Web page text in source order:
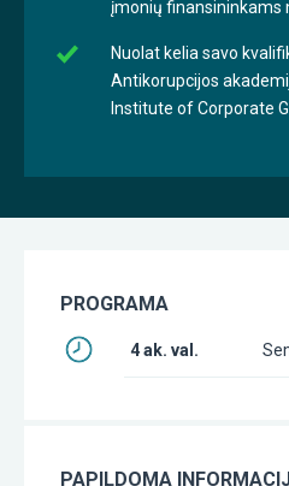
įmonių finansininkams
Nuolat kelia savo
Antikorupcijos
Institute of Corporate
PROGRAMA
4 ak. val.
PAPILDOMA